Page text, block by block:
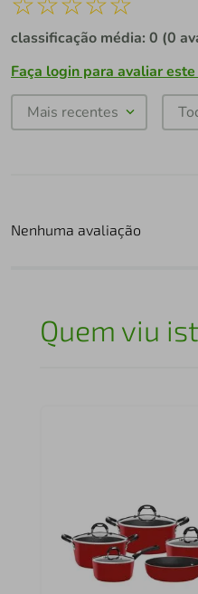
classificação média: 0 (0
Faça login para avaliar
Mais recentes
Nenhuma avaliação
Quem viu